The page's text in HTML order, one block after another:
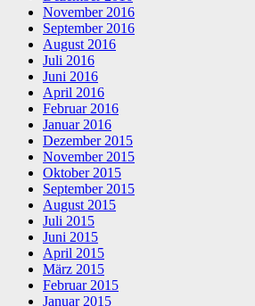
November 2016
September 2016
August 2016
Juli 2016
Juni 2016
April 2016
Februar 2016
Januar 2016
Dezember 2015
November 2015
Oktober 2015
September 2015
August 2015
Juli 2015
Juni 2015
April 2015
März 2015
Februar 2015
Januar 2015